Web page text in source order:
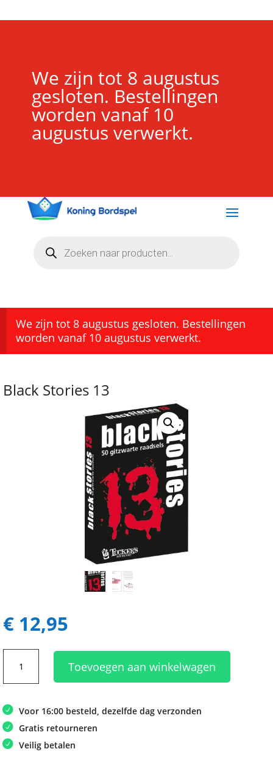
We zijn tot 8 augustus
gesloten. Bestellingen
worden vanaf 10
augustus verwerkt.
zoeken
We zijn tot 8 augustus gesloten. Bestellingen
worden vanaf 10 augustus verwerkt.
Black Stories 13
€ 12,95
Stories
13
Toevoegen aan winkelwagen
Voor 16:00 besteld, dezelfde dag verzonden
Gratis retourneren
Veilig betalen